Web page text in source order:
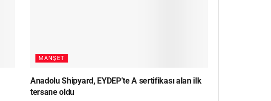
MANŞET
Anadolu Shipyard, EYDEP’te A sertifikası alan ilk
tersane oldu